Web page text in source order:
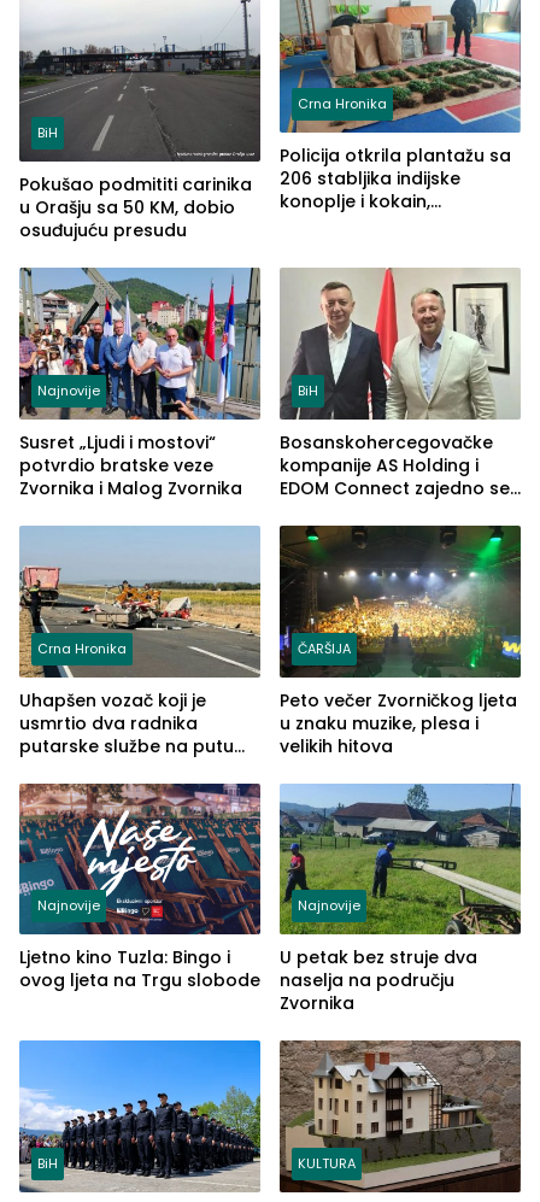
BiH
Pokušao podmititi carinika
u Orašju sa 50 KM, dobio
osuđujuću presudu
Crna Hronika
Policija otkrila plantažu sa
206 stabljika indijske
konoplje i kokain,
Najnovije
Susret „Ljudi i mostovi“
potvrdio bratske veze
Zvornika i Malog Zvornika
BiH
Bosanskohercegovačke
kompanije AS Holding i
EDOM Connect zajedno se
Crna Hronika
Uhapšen vozač koji je
usmrtio dva radnika
putarske službe na putu
(FOTO)
ČARŠIJA
Peto večer Zvorničkog ljeta
u znaku muzike, plesa i
velikih hitova
Najnovije
Ljetno kino Tuzla: Bingo i
ovog ljeta na Trgu slobode
Najnovije
U petak bez struje dva
naselja na području
Zvornika
BiH KULTURA